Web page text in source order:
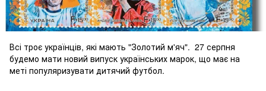
Всі троє українців, які мають "Золотий м'яч". 27 серпня
будемо мати новий випуск українських марок, що має на
меті популяризувати дитячий футбол.